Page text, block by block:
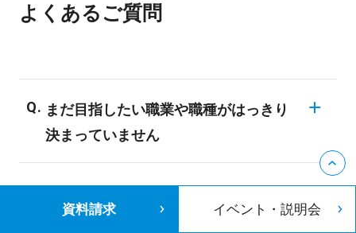
よくあるご質問
まだ目指したい職業や職種がはっきり
決まっていません
で、業界についての知識がない場合、明確
ですか？
資料請求 イベント・説明会